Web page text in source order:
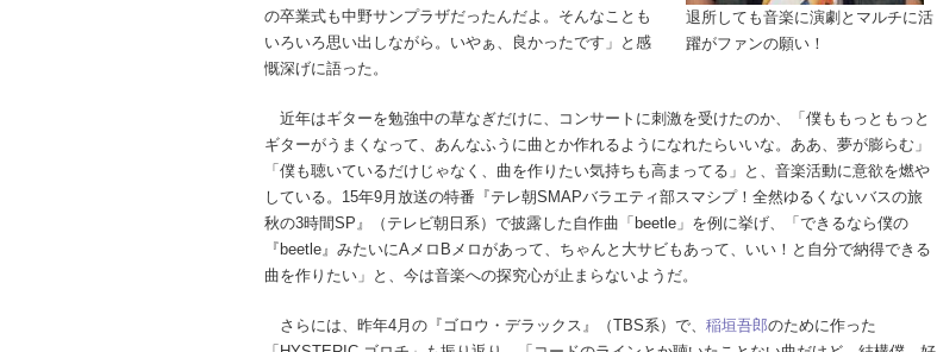
退所しても音楽に演劇とマルチに活
躍がファンの願い！
の卒業式も中野サンプラザだったんだよ。そんなことも
いろいろ思い出しながら。いやぁ、良かったです」と感
慨深げに語った。
近年はギターを勉強中の草なぎだけに、コンサートに刺激を受けたのか、「僕ももっともっと
ギターがうまくなって、あんなふうに曲とか作れるようになれたらいいな。ああ、夢が膨らむ」
「僕も聴いているだけじゃなく、曲を作りたい気持ちも高まってる」と、音楽活動に意欲を燃や
している。15年9月放送の特番『テレ朝SMAPバラエティ部スマシプ！全然ゆるくないバスの旅
秋の3時間SP』（テレビ朝日系）で披露した自作曲「beetle」を例に挙げ、「できるなら僕の
『beetle』みたいにAメロBメロがあって、ちゃんと大サビもあって、いい！と自分で納得できる
曲を作りたい」と、今は音楽への探究心が止まらないようだ。
さらには、昨年4月の『ゴロウ・デラックス』（TBS系）で、 稲垣吾郎のために作った